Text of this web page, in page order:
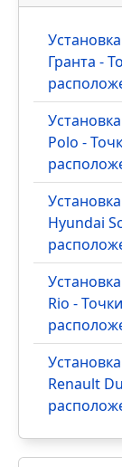
Гранта -
Polo -
Hyundai
Rio -
Renault